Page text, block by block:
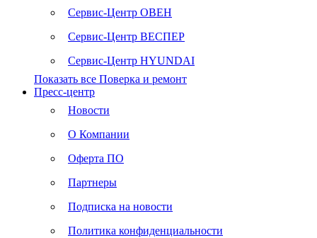
Сервис-Центр ОВЕН
Сервис-Центр ВЕСПЕР
Сервис-Центр HYUNDAI
Показать все Поверка и ремонт
Пресс-центр
Новости
О Компании
Оферта ПО
Партнеры
Подписка на новости
Политика конфиденциальности